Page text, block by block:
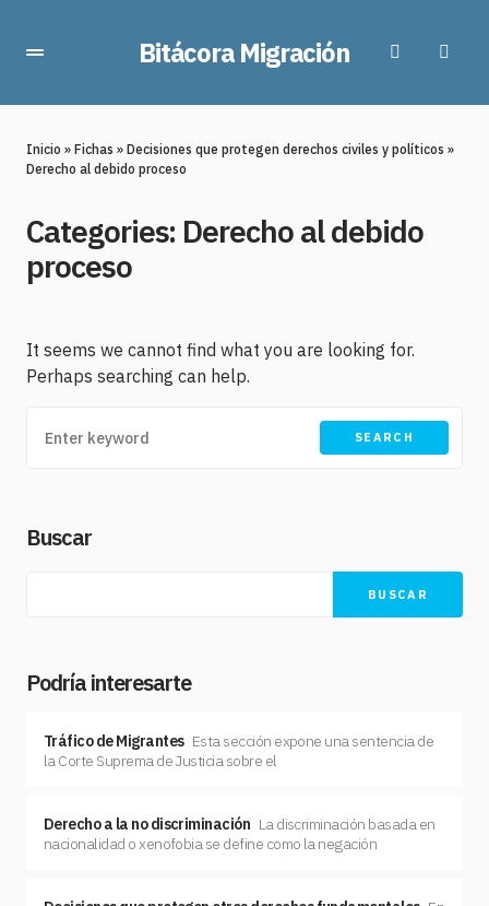
Bitácora Migración
Inicio » Fichas » Decisiones que protegen derechos civiles y políticos »
Derecho al debido proceso
Categories: Derecho al debido
proceso
It seems we cannot find what you are looking for.
Perhaps searching can help.
SEARCH
Buscar
BUSCAR
Podría interesarte
Tráfico de Migrantes Esta sección expone una sentencia de
la Corte Suprema de Justicia sobre el
Derecho a la no discriminación La discriminación basada en
nacionalidad o xenofobia se define como la negación